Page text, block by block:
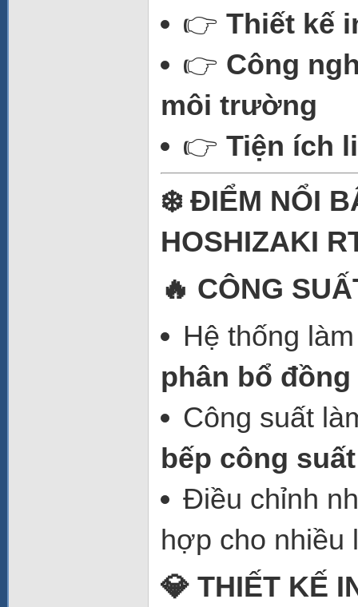
👉 Thiết kế
👉 Công
môi trường
👉 Tiện ích
❄️ ĐIỂM NỔI
HOSHIZAKI
🔥 CÔNG
Hệ thống
phân bổ đồng
Công suất
bếp công
Điều chỉnh
hợp cho nhiều
💎 THIẾT KẾ